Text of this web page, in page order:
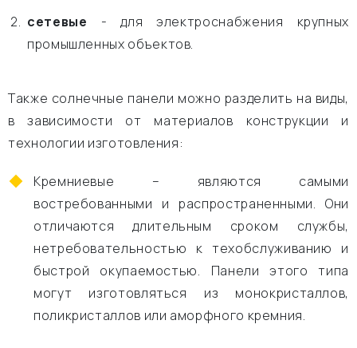
сетевые - для электроснабжения крупных
промышленных объектов.
Также солнечные панели можно разделить на виды,
в зависимости от материалов конструкции и
технологии изготовления:
Кремниевые – являются самыми
востребованными и распространенными. Они
отличаются длительным сроком службы,
нетребовательностью к техобслуживанию и
быстрой окупаемостью. Панели этого типа
могут изготовляться из монокристаллов,
поликристаллов или аморфного кремния.